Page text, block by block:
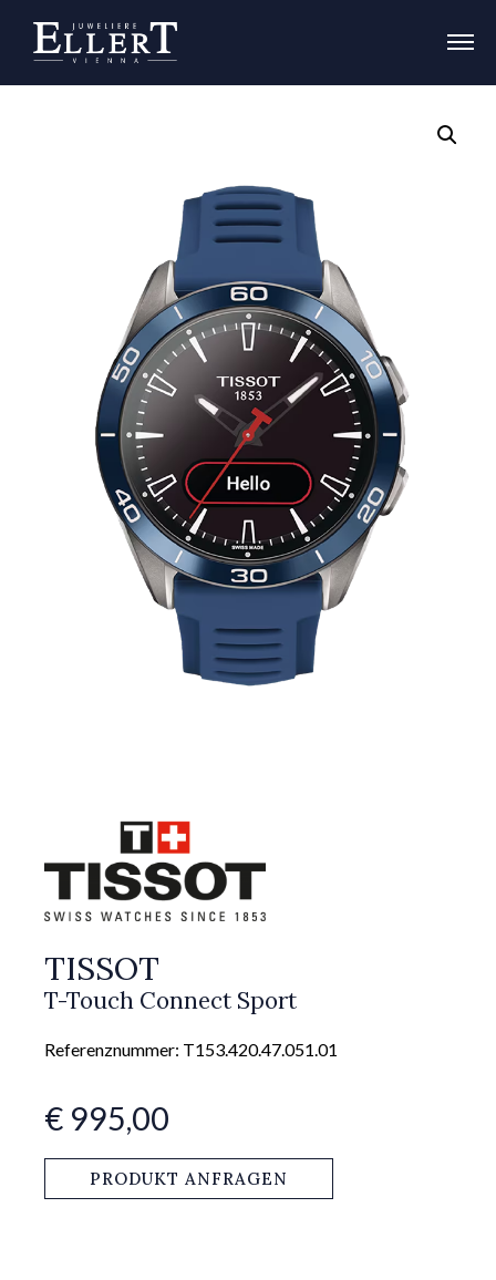
TISSOT
T-Touch Connect Sport
Referenznummer: T153.420.47.051.01
€ 995,00
PRODUKT ANFRAGEN